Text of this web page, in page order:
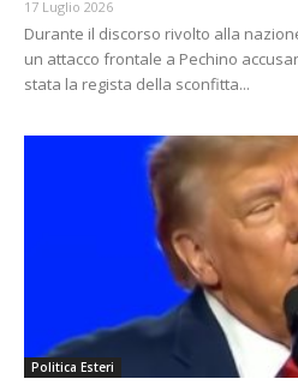
17 Luglio 2026
Durante il discorso rivolto alla
un attacco frontale a Pechino
stata la regista della sconfitta...
Politica Esteri